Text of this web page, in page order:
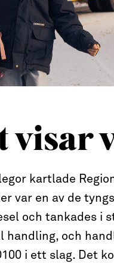
visar
kartlade
var en av de
och tankades i
handling, och
i ett slag. Det